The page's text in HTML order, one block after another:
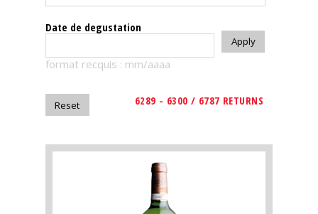
The
magazine
Magazine
Date de degustation
format recquis : mm/aaaa
6289 - 6300 / 6787 RETURNS